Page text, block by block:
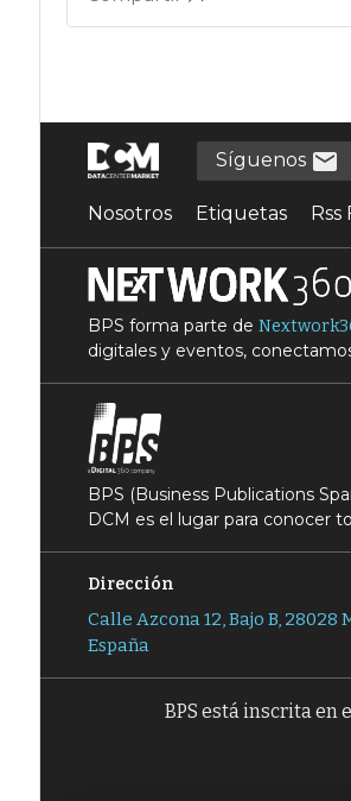
Síguenos
Nosotros Etiquetas Rss
BPS forma parte de
digitales y eventos,
BPS (Business Publications
DCM es el lugar para conocer
Dirección
Calle Azcona 12, Bajo B, 28028
España
BPS está inscrita en